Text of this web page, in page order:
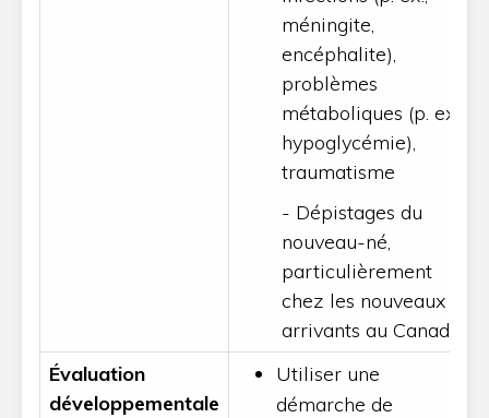
méningite,
encéphalite),
problèmes
métaboliques (p. ex.,
hypoglycémie),
traumatisme
- Dépistages du
nouveau-né,
particulièrement
chez les nouveaux
arrivants au Canada
Évaluation
développementale
Utiliser une
démarche de